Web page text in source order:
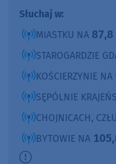
Słuchaj w:
MIASTKU NA 87,8
STAROGARDZIE
KOŚCIERZYNIE NA
SĘPÓLNIE
CHOJNICACH,
BYTOWIE NA